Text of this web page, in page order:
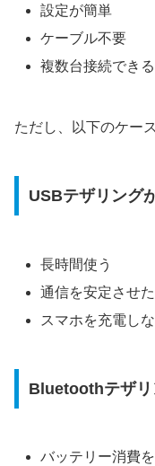
設定が簡単
ケーブル不要
複数台接続できる
ただし、以下のケー
USBテザリング
長時間使う
通信を安定させ
スマホを充電し
Bluetoothテザリ
バッテリー消費